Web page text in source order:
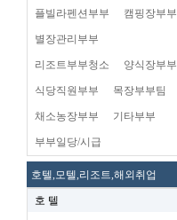
플빌라펜션부부 캠핑장부부
별장관리부부
리조트부부청소 양식장부부
식당직원부부 목장부부팀
채소농장부부 기타부부
부부일당/시급
호텔,모텔,리조트,해외취업
호 텔